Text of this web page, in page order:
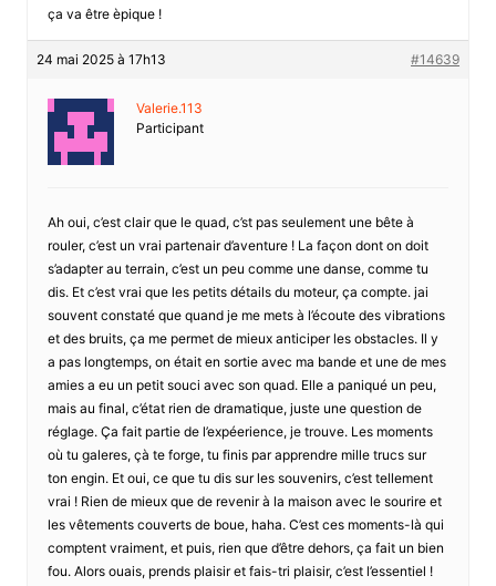
ça va être èpique !
24 mai 2025 à 17h13 #14639
Valerie.113
Participant
Ah oui, c’est clair que le quad, c’st pas seulement une bête à
rouler, c’est un vrai partenair d’aventure ! La façon dont on doit
s’adapter au terrain, c’est un peu comme une danse, comme tu
dis. Et c’est vrai que les petits détails du moteur, ça compte. jai
souvent constaté que quand je me mets à l’écoute des vibrations
et des bruits, ça me permet de mieux anticiper les obstacles. Il y
a pas longtemps, on était en sortie avec ma bande et une de mes
amies a eu un petit souci avec son quad. Elle a paniqué un peu,
mais au final, c’état rien de dramatique, juste une question de
réglage. Ça fait partie de l’expéerience, je trouve. Les moments
où tu galeres, çà te forge, tu finis par apprendre mille trucs sur
ton engin. Et oui, ce que tu dis sur les souvenirs, c’est tellement
vrai ! Rien de mieux que de revenir à la maison avec le sourire et
les vêtements couverts de boue, haha. C’est ces moments-là qui
comptent vraiment, et puis, rien que d’être dehors, ça fait un bien
fou. Alors ouais, prends plaisir et fais-tri plaisir, c’est l’essentiel !